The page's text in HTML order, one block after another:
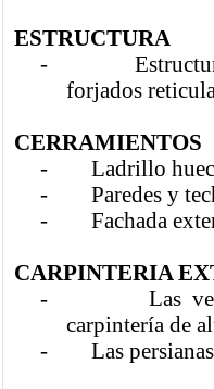
ESTRUCTURA
-
forjados
CERRAMIENTOS
-
Ladrillo
-
Paredes y
-
Fachada
CARPINTERIA
-
Las
carpintería de
-
Las